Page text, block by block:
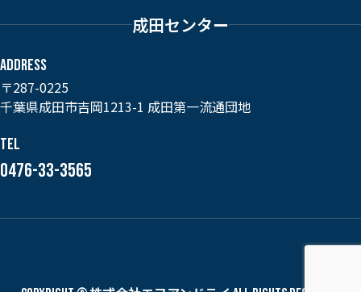
成田センター
ADDRESS
〒287-0225
千葉県成田市吉岡1213-1 成田第一流通団地
TEL
0476-33-3565